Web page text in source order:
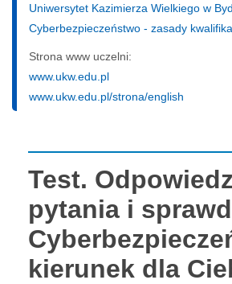
Uniwersytet Kazimierza Wielkiego w
Cyberbezpieczeństwo - zasady
Strona www uczelni:
www.ukw.edu.pl
www.ukw.edu.pl/strona/english
Test.
pytania i
kierunek dla